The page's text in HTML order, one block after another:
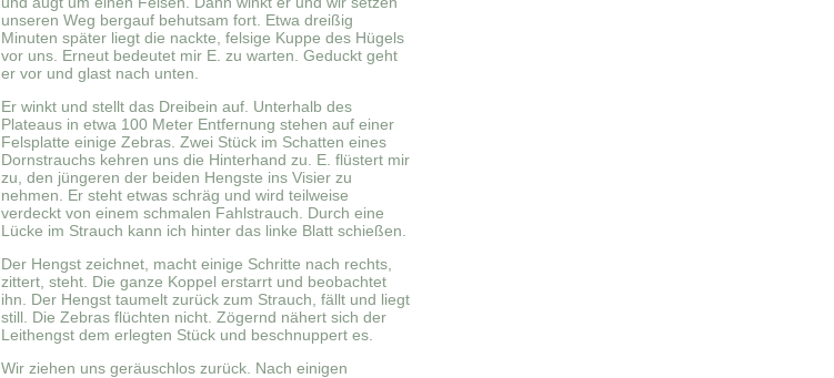
unseren Weg bergauf behutsam fort. Etwa dreißig
Minuten später liegt die nackte, felsige Kuppe des Hügels
vor uns. Erneut bedeutet mir E. zu warten. Geduckt geht
er vor und glast nach unten.
Er winkt und stellt das Dreibein auf. Unterhalb des
Plateaus in etwa 100 Meter Entfernung stehen auf einer
Felsplatte einige Zebras. Zwei Stück im Schatten eines
Dornstrauchs kehren uns die Hinterhand zu. E. flüstert mir
zu, den jüngeren der beiden Hengste ins Visier zu
nehmen. Er steht etwas schräg und wird teilweise
verdeckt von einem schmalen Fahlstrauch. Durch eine
Lücke im Strauch kann ich hinter das linke Blatt schießen.
Der Hengst zeichnet, macht einige Schritte nach rechts,
zittert, steht. Die ganze Koppel erstarrt und beobachtet
ihn. Der Hengst taumelt zurück zum Strauch, fällt und liegt
still. Die Zebras flüchten nicht. Zögernd nähert sich der
Leithengst dem erlegten Stück und beschnuppert es.
Wir ziehen uns geräuschlos zurück. Nach einigen